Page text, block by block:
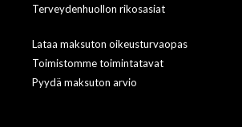
Terveydenhuollon rikosasiat
Lataa maksuton oikeusturvaopas
Toimistomme toimintatavat
Pyydä maksuton arvio